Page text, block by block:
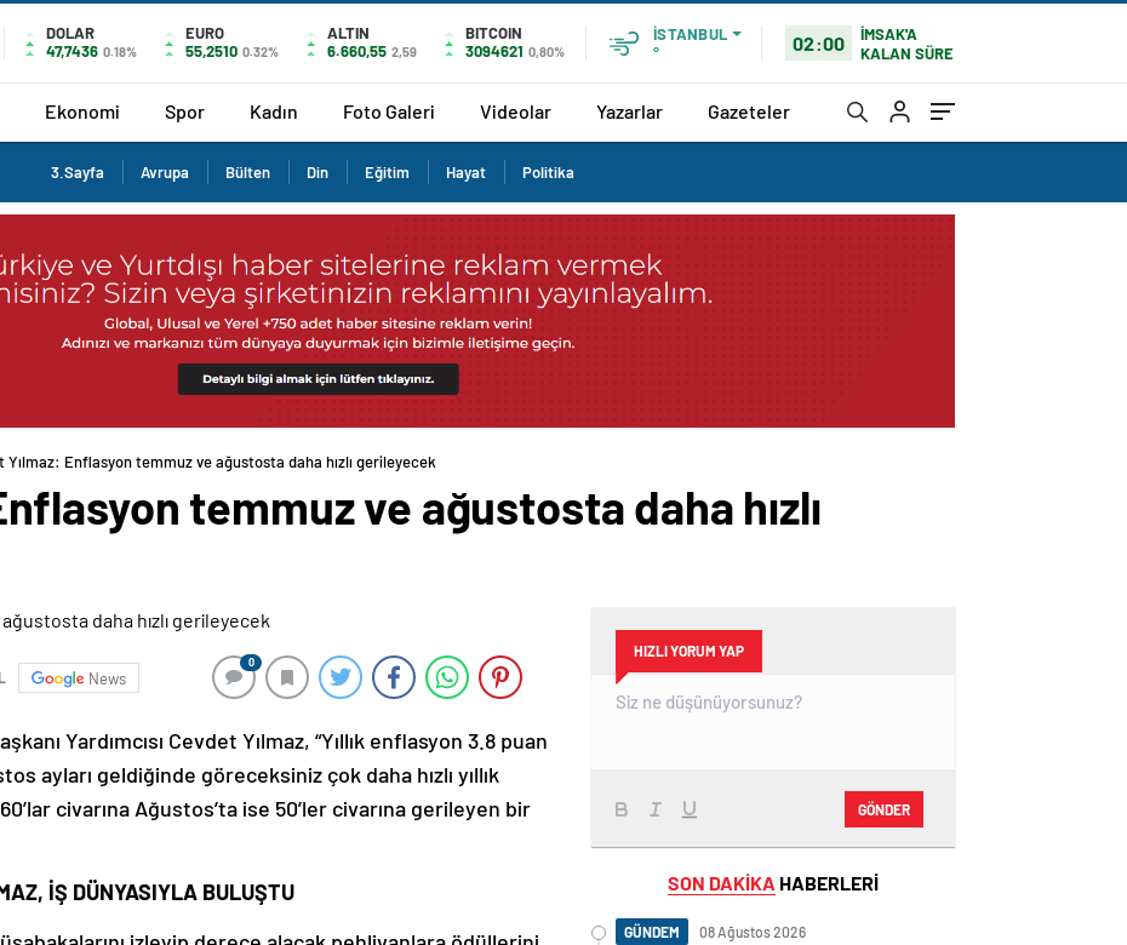
DOLAR
47,7436 0.18%
EURO
55,2510 0.32%
ALTIN
6.660,55 2,59
BITCOIN
3094621 0,80%
İSTANBUL
°
02:00
İMSAK'A
KALAN SÜRE
Ekonomi Spor Kadın Foto Galeri Videolar Yazarlar Gazeteler
3.Sayfa Avrupa Bülten Din Eğitim Hayat Politika
Yılmaz: Enflasyon temmuz ve ağustosta daha hızlı gerileyecek
temmuz ve ağustosta daha hızlı
News
0
Yardımcısı Cevdet Yılmaz, “Yıllık enflasyon 3.8 puan
ayları geldiğinde göreceksiniz çok daha hızlı yıllık
civarına Ağustos’ta ise 50’ler civarına gerileyen bir
İŞ DÜNYASIYLA BULUŞTU
HIZLI YORUM YAP
GÖNDER
SON DAKİKA HABERLERİ
GÜNDEM 08 Ağustos 2026